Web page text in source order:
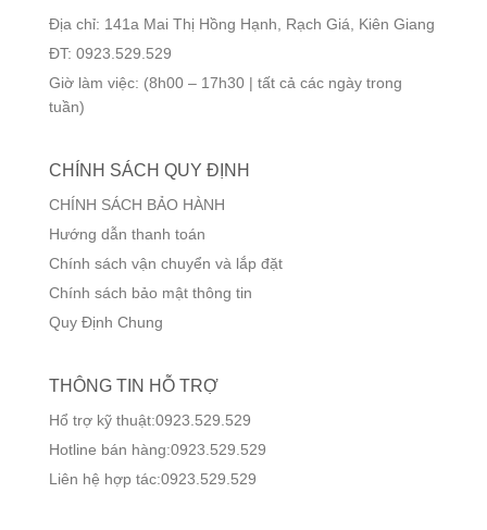
Địa chỉ: 141a Mai Thị Hồng Hạnh, Rạch Giá, Kiên Giang
ĐT: 0923.529.529
Giờ làm việc: (8h00 – 17h30 | tất cả các ngày trong
tuần)
CHÍNH SÁCH QUY ĐỊNH
CHÍNH SÁCH BẢO HÀNH
Hướng dẫn thanh toán
Chính sách vận chuyển và lắp đặt
Chính sách bảo mật thông tin
Quy Định Chung
THÔNG TIN HỖ TRỢ
Hổ trợ kỹ thuật:0923.529.529
Hotline bán hàng:0923.529.529
Liên hệ hợp tác:0923.529.529